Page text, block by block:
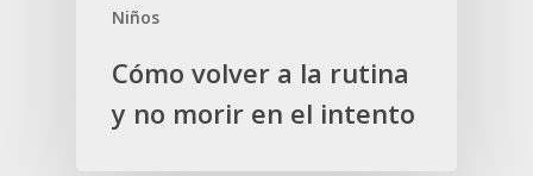
Niños
Cómo volver a la rutina
y no morir en el intento